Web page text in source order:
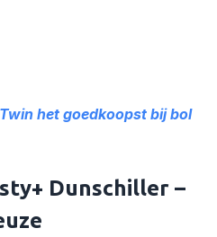
het goedkoopst bij bol
Dunschiller –